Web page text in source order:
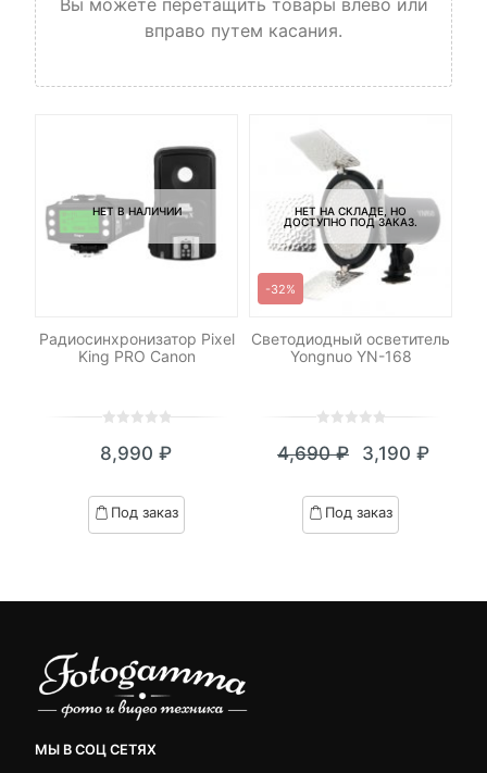
Вы можете перетащить товары влево или
вправо путем касания.
НЕТ В НАЛИЧИИ
Радиосинхронизатор Pixel
King PRO Canon
out
based
on
8,990 ₽
Под заказ
НЕТ НА СКЛАДЕ, НО
ДОСТУПНО ПОД ЗАКАЗ.
-32%
Светодиодный осветитель
Yongnuo YN-168
out
based
on
4,690₽
цена
составляла
3,190 ₽
Текущая
цена:
3,190 ₽.
Под заказ
МЫ В СОЦ СЕТЯХ